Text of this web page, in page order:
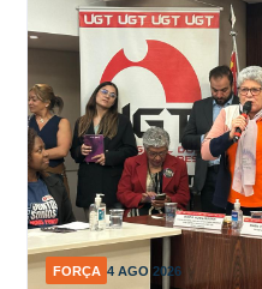
FORÇA 4 AGO 2026